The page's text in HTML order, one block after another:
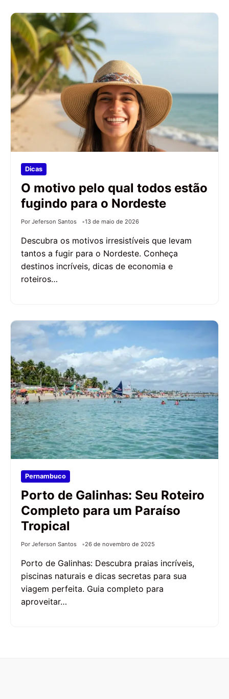
Dicas
O motivo pelo qual todos estão
fugindo para o Nordeste
Por Jeferson Santos 13 de maio de 2026
Descubra os motivos irresistíveis que levam
tantos a fugir para o Nordeste. Conheça
destinos incríveis, dicas de economia e
roteiros…
Pernambuco
Porto de Galinhas: Seu Roteiro
Completo para um Paraíso
Tropical
Por Jeferson Santos 26 de novembro de 2025
Porto de Galinhas: Descubra praias incríveis,
piscinas naturais e dicas secretas para sua
viagem perfeita. Guia completo para
aproveitar…